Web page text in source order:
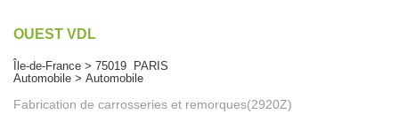
OUEST VDL
Île-de-France > 75019 PARIS
Automobile > Automobile
Fabrication de carrosseries et remorques(2920Z)